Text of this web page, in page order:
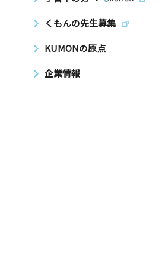
くもんの先生募集
KUMONの原点
企業情報